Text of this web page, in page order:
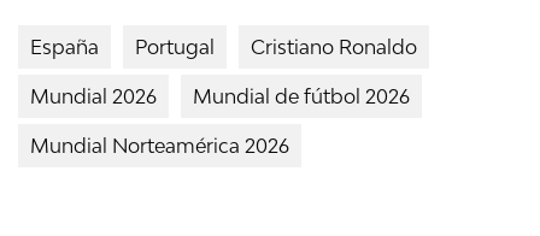
España Portugal Cristiano Ronaldo
Mundial 2026 Mundial de fútbol 2026
Mundial Norteamérica 2026